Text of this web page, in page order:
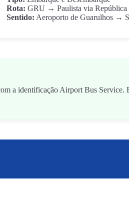
Rota: GRU → Paulista via República
Sentido: Aeroporto de Guarulhos →
a identificação Airport Bus Service.